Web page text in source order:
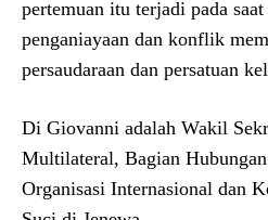
pertemuan itu terjadi pada
penganiayaan dan konflik
persaudaraan dan persatuan
Di Giovanni adalah Wakil
Multilateral, Bagian
Organisasi Internasional dan